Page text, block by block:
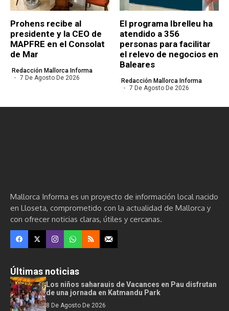
Prohens recibe al
presidente y la CEO de
MAPFRE en el Consolat
de Mar
Redacción Mallorca Informa
7 De Agosto De 2026
El programa Ibrelleu ha
atendido a 356
personas para facilitar
el relevo de negocios en
Baleares
Redacción Mallorca Informa
7 De Agosto De 2026
Mallorca Informa es un proyecto de información local nacido
en Lloseta, comprometido con la actualidad de Mallorca y
con ofrecer noticias claras, útiles y cercanas.
Últimas noticias
Los niños saharauis de Vacances en Pau disfrutan
de una jornada en Katmandu Park
8 De Agosto De 2026